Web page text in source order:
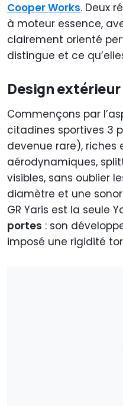
Cooper Works. Deux
à moteur essence,
clairement orienté
distingue et ce
Design extérieur
Commençons par
citadines sportives 3
devenue rare), riches
aérodynamiques,
visibles, sans oublier
diamètre et une
GR Yaris est la seule
portes : son
imposé une rigidité